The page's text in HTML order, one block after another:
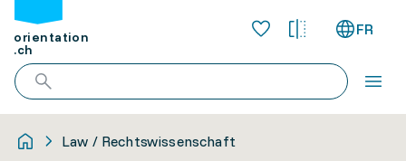
orientation
.ch
FR
Law / Rechtswissenschaft